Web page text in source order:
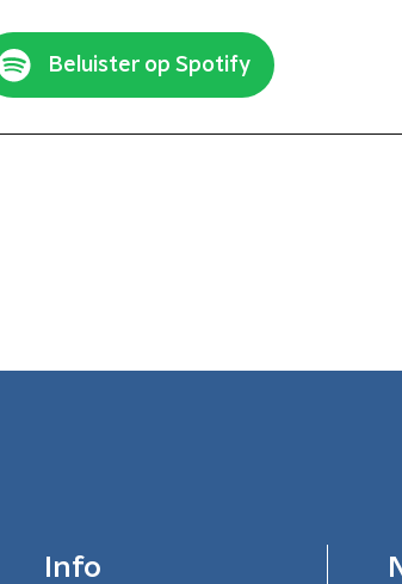
Beluister op Spotify
Info